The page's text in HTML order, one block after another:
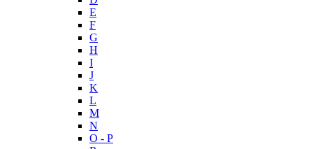
E
F
G
H
I
J
K
L
M
N
O - P